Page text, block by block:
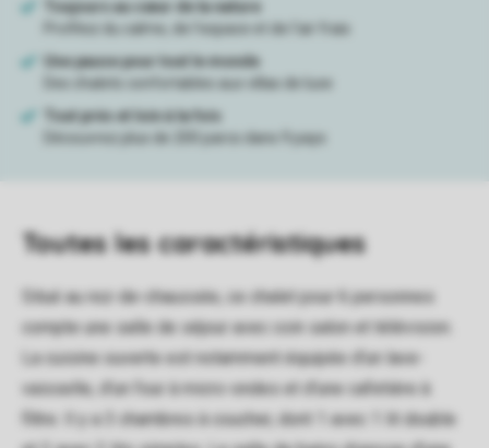
Toutesles caractéristiques
Situé au rez-de-chaussée, ce chalet pour 6 personnes
compte une salle de séjour avec coin salon et télévision.
La cuisine ouverte est notamment équipée d'un lave-
vaisselle, d'un four à micro-ondes et d'une cafetière à
filtre. Il y a 3 chambres à coucher, dont 1 avec 1 lit double